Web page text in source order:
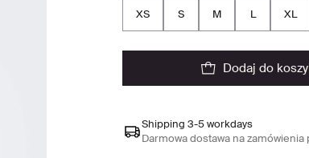
XS S M L XL
dodaj do
Shipping 3-5 workdays
Darmowa dostawa na zamówienia